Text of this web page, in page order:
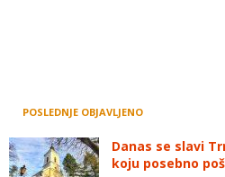
POSLEDNJE OBJAVLJENO
Danas se slavi
koju posebno